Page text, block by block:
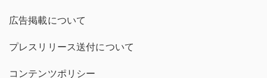
広告掲載について
プレスリリース送付について
コンテンツポリシー